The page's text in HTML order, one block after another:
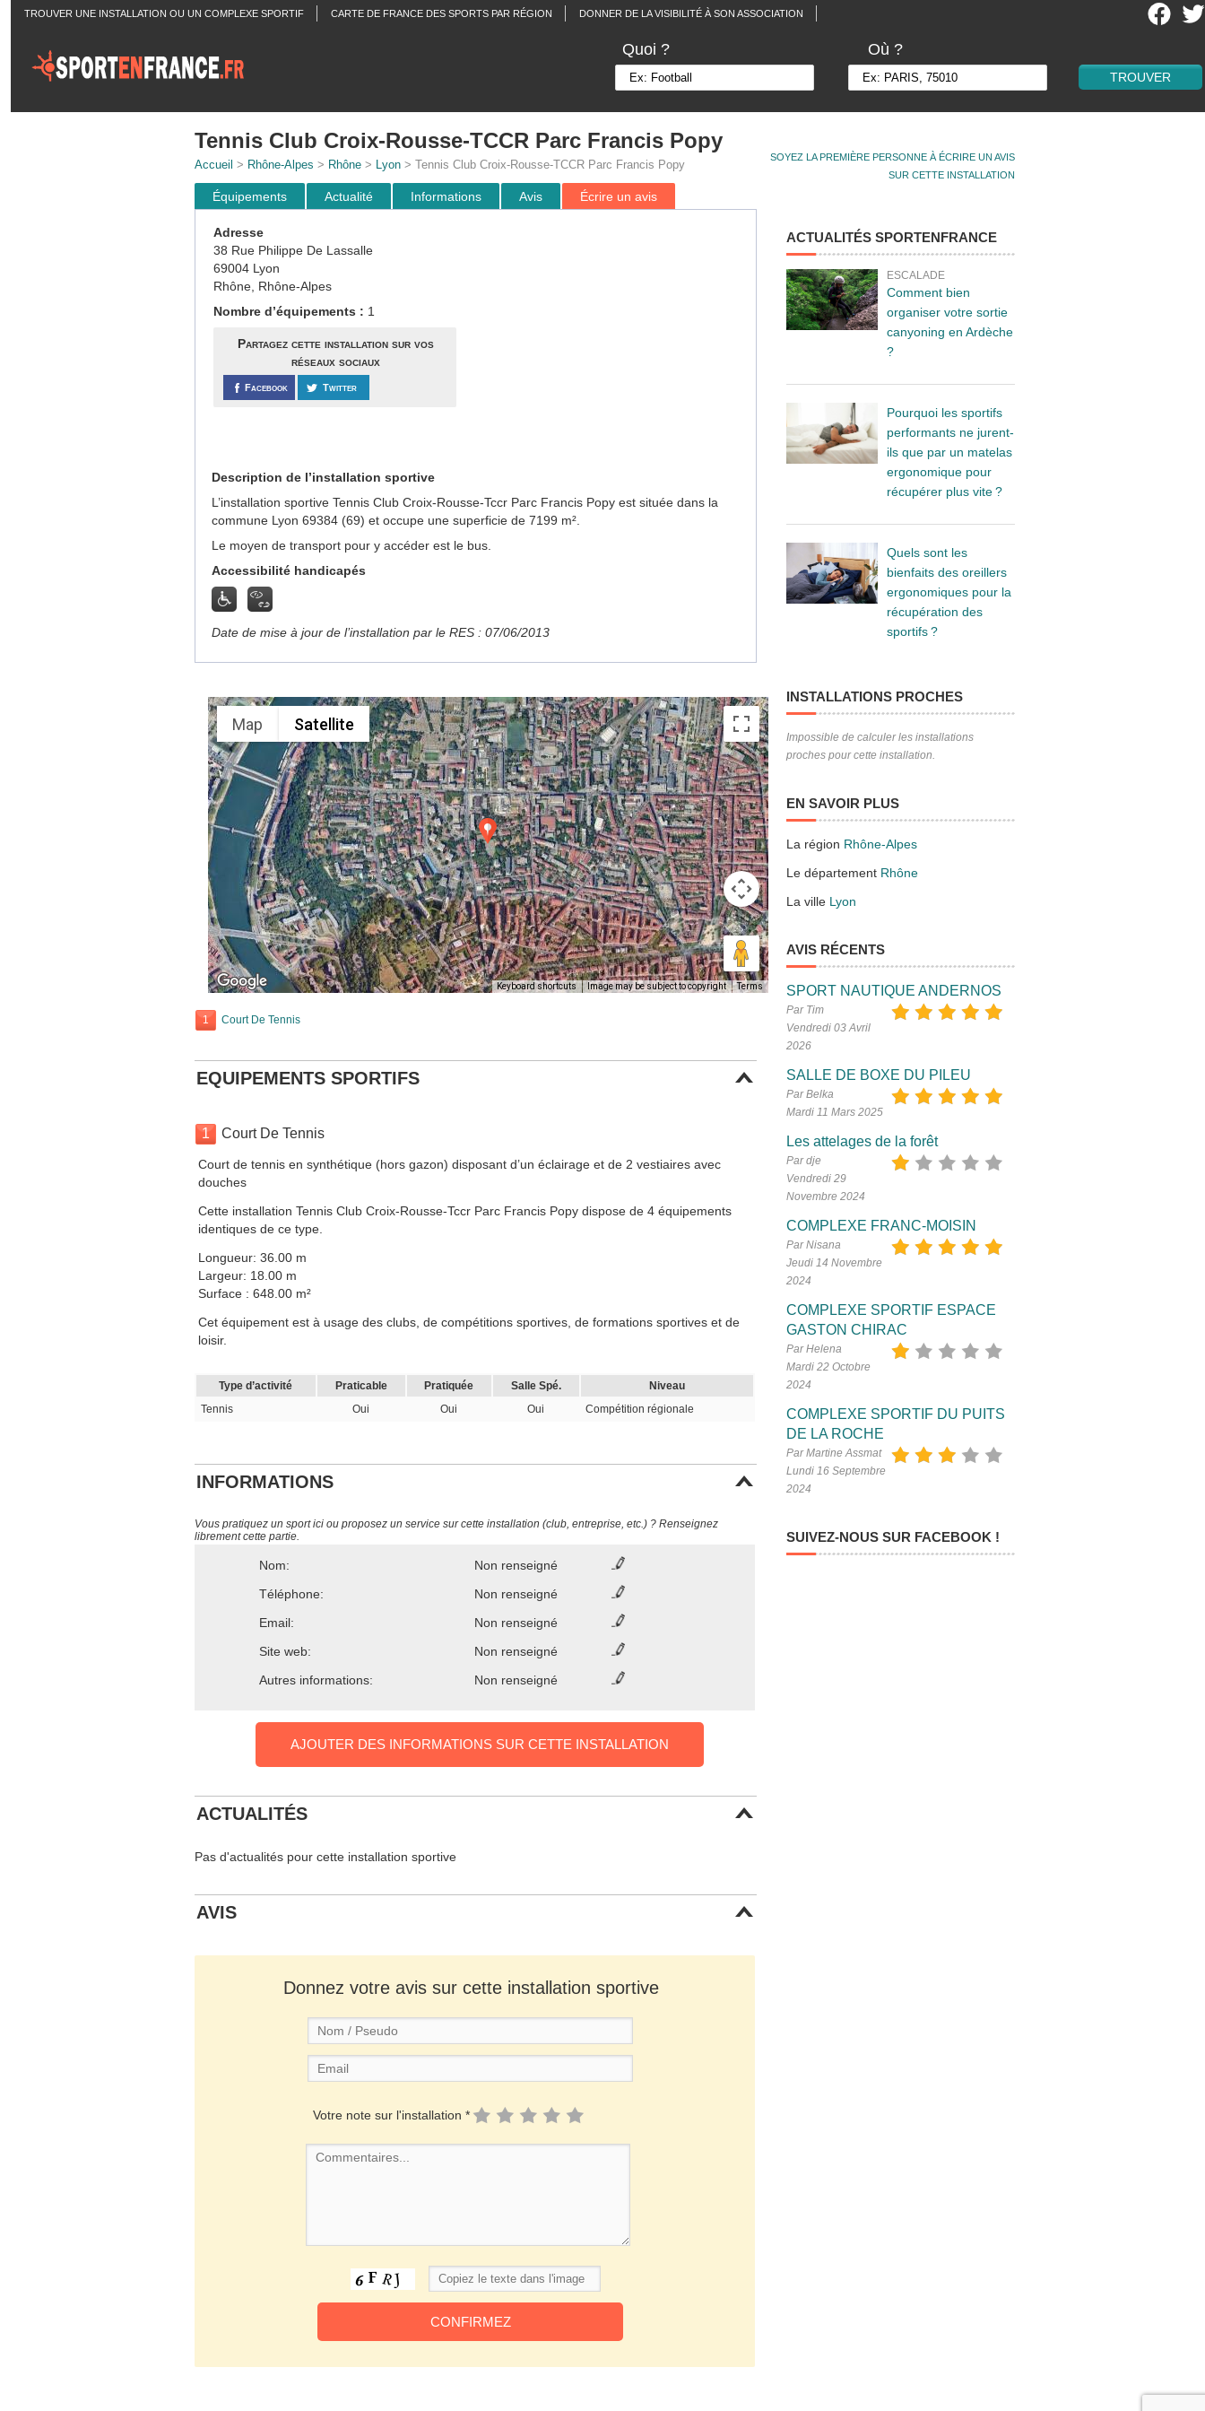
TROUVER UNE INSTALLATION OU UN COMPLEXE SPORTIF CARTE DE FRANCE DES SPORTS PAR RÉGION DONNER DE LA VISIBILITÉ À SON ASSOCIATION
Quoi ? Où ?
SOYEZ LA PREMIÈRE PERSONNE À ÉCRIRE UN AVIS
SUR CETTE INSTALLATION
Tennis Club Croix-Rousse-TCCR Parc Francis Popy
Accueil > Rhône-Alpes > Rhône> Lyon> Tennis Club Croix-Rousse-TCCR Parc Francis Popy
Équipements Actualité Informations Avis Écrire un avis
Adresse
38 Rue Philippe De Lassalle
69004 Lyon
Rhône, Rhône-Alpes
Nombre d’équipements : 1
Partagez cette installation sur vos
réseaux sociaux
Facebook Twitter
Description de l’installation sportive
L’installation sportive Tennis Club Croix-Rousse-Tccr Parc Francis Popy est située dans la
commune Lyon 69384 (69) et occupe une superficie de 7199 m².
Le moyen de transport pour y accéder est le bus.
Accessibilité handicapés
Date de mise à jour de l’installation par le RES : 07/06/2013
Map Satellite
Keyboard shortcuts Image may be subject to copyright Terms
1 Court De Tennis
EQUIPEMENTS SPORTIFS
1 Court De Tennis
Court de tennis en synthétique (hors gazon) disposant d’un éclairage et de 2 vestiaires avec
douches
Cette installation Tennis Club Croix-Rousse-Tccr Parc Francis Popy dispose de 4 équipements
identiques de ce type.
Longueur: 36.00 m
Largeur: 18.00 m
Surface : 648.00 m²
Cet équipement est à usage des clubs, de compétitions sportives, de formations sportives et de
loisir.
Type d’activité Praticable Pratiquée Salle Spé.
Niveau
Tennis
Oui Oui Oui Compétition régionale
INFORMATIONS
Vous pratiquez un sport ici ou proposez un service sur cette installation (club, entreprise, etc.) ? Renseignez
librement cette partie.
Nom:
Non renseigné
Téléphone:
Non renseigné
Email:
Non renseigné
Site web:
Non renseigné
Autres informations:
Non renseigné
AJOUTER DES INFORMATIONS SUR CETTE INSTALLATION
ACTUALITÉS
Pas d'actualités pour cette installation sportive
AVIS
Donnez votre avis sur cette installation sportive
Votre note sur l'installation *
ACTUALITÉS SPORTENFRANCE
ESCALADE
Comment bien
organiser votre sortie
canyoning en Ardèche
?
Pourquoi les sportifs
performants ne jurent-
ils que par un matelas
ergonomique pour
récupérer plus vite ?
Quels sont les
bienfaits des oreillers
ergonomiques pour la
récupération des
sportifs ?
INSTALLATIONS PROCHES
Impossible de calculer les installations
proches pour cette installation.
EN SAVOIR PLUS
La région Rhône-Alpes
Le département Rhône
La ville Lyon
AVIS RÉCENTS
SPORT NAUTIQUE ANDERNOS
Par Tim
Vendredi 03 Avril
2026
SALLE DE BOXE DU PILEU
Par Belka
Mardi 11 Mars 2025
Les attelages de la forêt
Par dje
Vendredi 29
Novembre 2024
COMPLEXE FRANC-MOISIN
Par Nisana
Jeudi 14 Novembre
2024
COMPLEXE SPORTIF ESPACE
GASTON CHIRAC
Par Helena
Mardi 22 Octobre
2024
COMPLEXE SPORTIF DU PUITS
DE LA ROCHE
Par Martine Assmat
Lundi 16 Septembre
2024
SUIVEZ-NOUS SUR FACEBOOK !